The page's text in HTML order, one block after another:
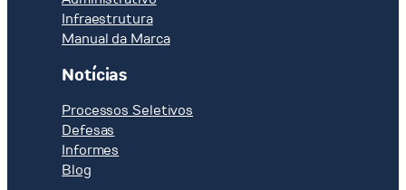
REGULATÓRIOS
Infraestrutura
Manual da Marca
Notícias
Processos Seletivos
Defesas
Informes
Blog